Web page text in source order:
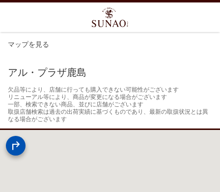
マップを見る
アル・プラザ鹿島
欠品等により、店舗に行っても購入できない可能性がございます
リニューアル等により、商品が変更になる場合がございます
一部、検索できない商品、並びに店舗がございます
取扱店舗検索は過去の出荷実績に基づくものであり、最新の取扱状況とは異
なる場合がございます